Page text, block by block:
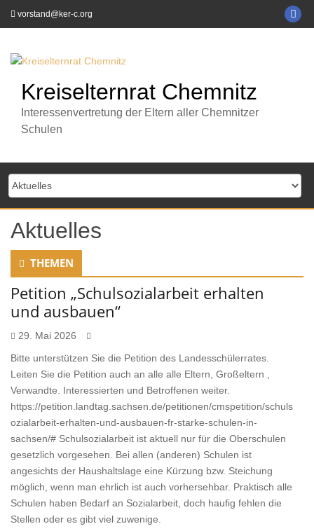
vorstand@ker-c.org
C
Kreiselternrat Chemnitz
Interessenvertretung der Eltern aller Chemnitzer
Schulen
Aktuelles
THEMEN
Petition „Schulsozialarbeit erhalten
und ausbauen“
29. Mai 2026
Bitte unterstützen Sie die Petition des Landesschülerrates.
Leiten Sie die Petition auch an alle alle Eltern, Großeltern ,
Verwandte. Interessierten und Betroffenen weiter.
https://petition.landtag.sachsen.de/petitionen/cmspetition/schuls
ozialarbeit-erhalten-und-ausbauen-fr-starke-schulen-in-
sachsen/# Schulsozialarbeit ist aktuell nur für die Oberschulen
gesetzlich vorgesehen. Bei allen (anderen) Schulen ist
angesichts der Haushaltslage eine Kürzung bzw. Steichung
möglich, wenn man ehrlich ist auch vorhersehbar. Praktisch alle
Schulen haben Bedarf an Sozialarbeit, doch haufig fehlen die
Stellen oder es gibt viel zuwenige.